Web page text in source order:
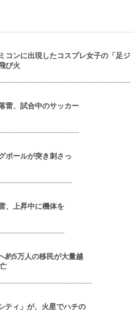
コンに出現したコスプレ女子の「足ジ
び火
雷、試合中のサッカー
ポールが突き刺さっ
、上昇中に機体を
約5万人の移民が大量越
ティ」が、火星でハチの